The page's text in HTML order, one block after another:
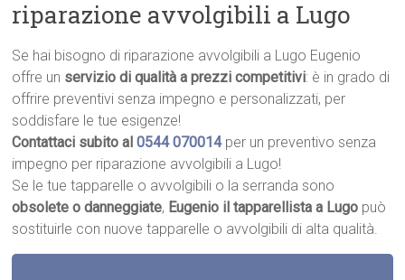
riparazione avvolgibili a Lugo
Se hai bisogno di riparazione avvolgibili a Lugo Eugenio
offre un servizio di qualità a prezzi competitivi: è in grado di
offrire preventivi senza impegno e personalizzati, per
soddisfare le tue esigenze!
Contattaci subito al0544 070014 per un preventivo senza
impegno per riparazione avvolgibili a Lugo!
Se le tue tapparelle o avvolgibili o la serranda sono
obsolete o danneggiate, Eugenio il tapparellista a Lugo può
sostituirle con nuove tapparelle o avvolgibili di alta qualità.